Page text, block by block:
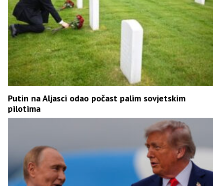
Putin na Aljasci odao počast palim sovjetskim
pilotima